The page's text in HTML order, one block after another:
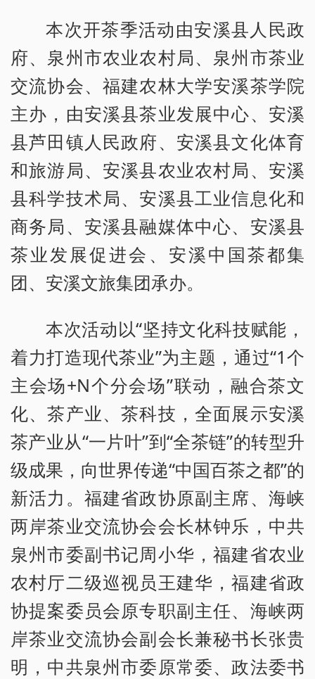
本次开茶季活动由安溪县人民政
府、泉州市农业农村局、泉州市茶业
交流协会、福建农林大学安溪茶学院
主办，由安溪县茶业发展中心、安溪
县芦田镇人民政府、安溪县文化体育
和旅游局、安溪县农业农村局、安溪
县科学技术局、安溪县工业信息化和
商务局、安溪县融媒体中心、安溪县
茶业发展促进会、安溪中国茶都集
团、安溪文旅集团承办。
本次活动以“坚持文化科技赋能，
着力打造现代茶业”为主题，通过“1个
主会场+N个分会场”联动，融合茶文
化、茶产业、茶科技，全面展示安溪
茶产业从“一片叶”到“全茶链”的转型升
级成果，向世界传递“中国百茶之都”的
新活力。福建省政协原副主席、海峡
两岸茶业交流协会会长林钟乐，中共
泉州市委副书记周小华，福建省农业
农村厅二级巡视员王建华，福建省政
协提案委员会原专职副主任、海峡两
岸茶业交流协会副会长兼秘书长张贵
明，中共泉州市委原常委、政法委书